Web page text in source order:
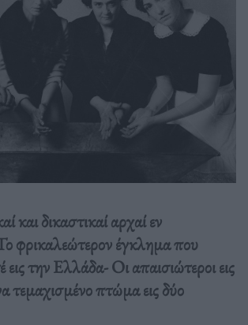
και δικαστικαί αρχαί εν
φρικαλεώτερον έγκλημα που
εις την Ελλάδα- Οι απαισιώτεροι εις
πτώμα εις δύο